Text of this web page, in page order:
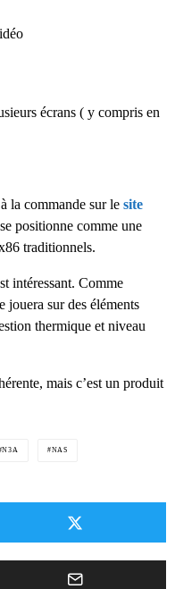
écrans ( y compris en
la commande sur le site
positionne comme une
traditionnels.
intéressant. Comme
jouera sur des éléments
thermique et niveau
mais c’est un produit
N3A NAS